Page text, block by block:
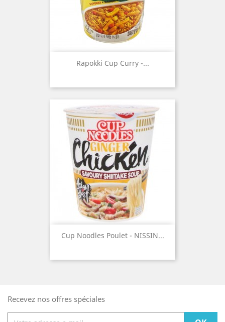
Rapokki Cup Curry -...
Cup Noodles Poulet - NISSIN...
Recevez nos offres spéciales